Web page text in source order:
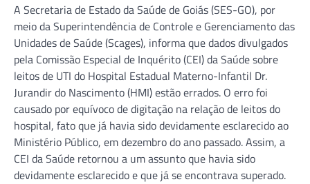
A Secretaria de Estado da Saúde de Goiás (SES-GO), por
meio da Superintendência de Controle e Gerenciamento das
Unidades de Saúde (Scages), informa que dados divulgados
pela Comissão Especial de Inquérito (CEI) da Saúde sobre
leitos de UTI do Hospital Estadual Materno-Infantil Dr.
Jurandir do Nascimento (HMI) estão errados. O erro foi
causado por equívoco de digitação na relação de leitos do
hospital, fato que já havia sido devidamente esclarecido ao
Ministério Público, em dezembro do ano passado. Assim, a
CEI da Saúde retornou a um assunto que havia sido
devidamente esclarecido e que já se encontrava superado.